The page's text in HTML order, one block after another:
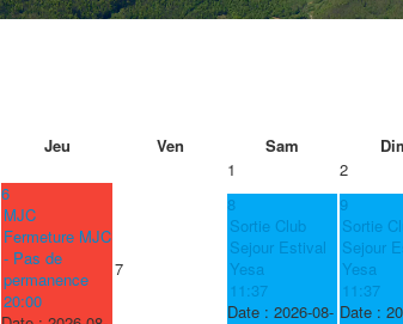
Jeu Ven Sam
1
2
6
MJC
Fermeture MJC
- Pas de
permanence
20:00
7
8
Sortie Club
Sejour Estival
Yesa
11:37
Date :2026-08-
9
Sortie
Sejour
Yesa
11:37
Date :